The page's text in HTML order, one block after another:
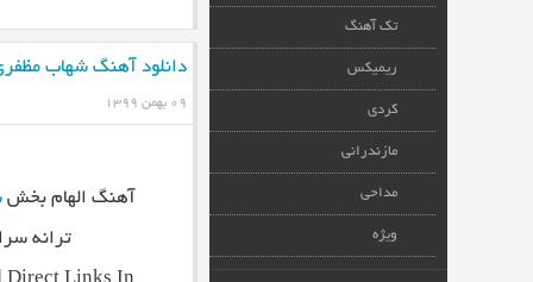
دانلود آهنگ شهاب
۰۹ بهمن ۱۳۹۹
آهنگ الهام بخش
ترانه
تک آهنگ
ریمیکس
کردی
مازندرانی
مداحی
ویژه